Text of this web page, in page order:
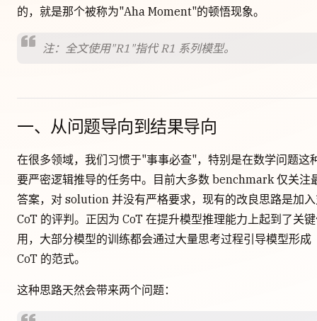
的，就是那个被称为"Aha Moment"的顿悟现象。
注：全文使用"R1"指代 R1 系列模型。
一、从问题导向到结果导向
在很多领域，我们习惯于"事事必查"，特别是在数学问题这
要严密逻辑推导的任务中。目前大多数 benchmark 仅关注
答案，对 solution 并没有严格要求，现有的改良思路是加
CoT 的评判。正因为 CoT 在提升模型推理能力上起到了关
用，大部分模型的训练都会通过大量思考过程引导模型形成
CoT 的范式。
这种思路天然会带来两个问题：